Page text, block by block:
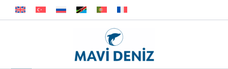
au